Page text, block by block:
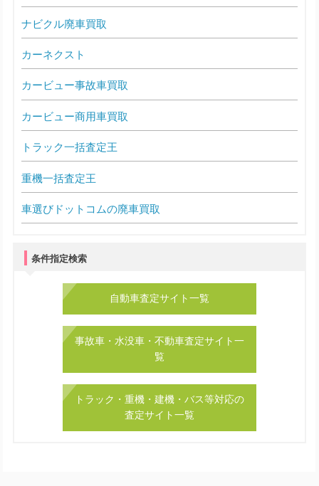
ナビクル廃車買取
カーネクスト
カービュー事故車買取
カービュー商用車買取
トラック一括査定王
重機一括査定王
車選びドットコムの廃車買取
条件指定検索
自動車査定サイト一覧
事故車・水没車・不動車査定サイト一
覧
トラック・重機・建機・バス等対応の
査定サイト一覧